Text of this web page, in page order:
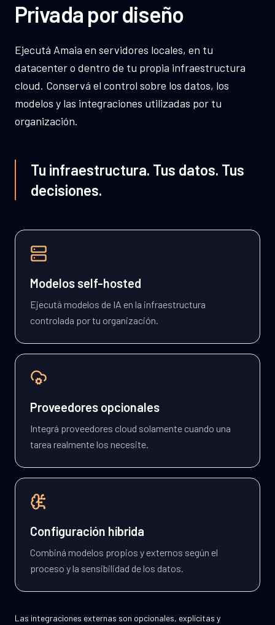
Privada por diseño
Ejecutá Amaia en servidores locales, en tu
datacenter o dentro de tu propia infraestructura
cloud. Conservá el control sobre los datos, los
modelos y las integraciones utilizadas por tu
organización.
Tu infraestructura. Tus datos. Tus
decisiones.
Modelos self-hosted
Ejecutá modelos de IA en la infraestructura
controlada por tu organización.
Proveedores opcionales
Integrá proveedores cloud solamente cuando una
tarea realmente los necesite.
Configuración híbrida
Combiná modelos propios y externos según el
proceso y la sensibilidad de los datos.
Las integraciones externas son opcionales, explícitas y